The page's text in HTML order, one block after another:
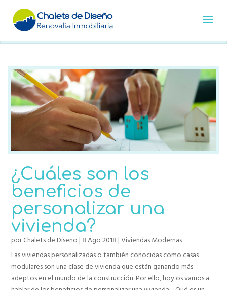
¿Cuáles son los
beneficios de
personalizar una
vivienda?
porChalets de Diseño | 8 Ago 2018 |Viviendas Modernas
Las viviendas personalizadas o también conocidas como casas
modulares son una clase de vivienda que están ganando más
adeptos en el mundo de la construcción. Por ello, hoy os vamos a